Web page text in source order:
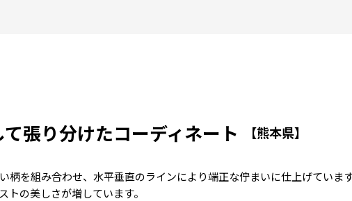
張り分けたコーディネート 【熊本県】
柄を組み合わせ、水平垂直のラインにより端正な佇まいに仕上げていま
の美しさが増しています。